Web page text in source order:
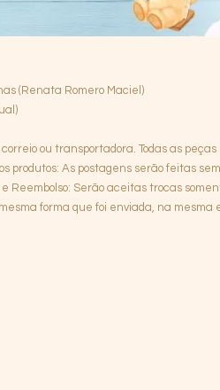
(Renata Romero Maciel)
ou transportadora. Todas as
produtos: As postagens serão feitas
e Reembolso: Serão aceitas trocas
forma que foi enviada, na mesma